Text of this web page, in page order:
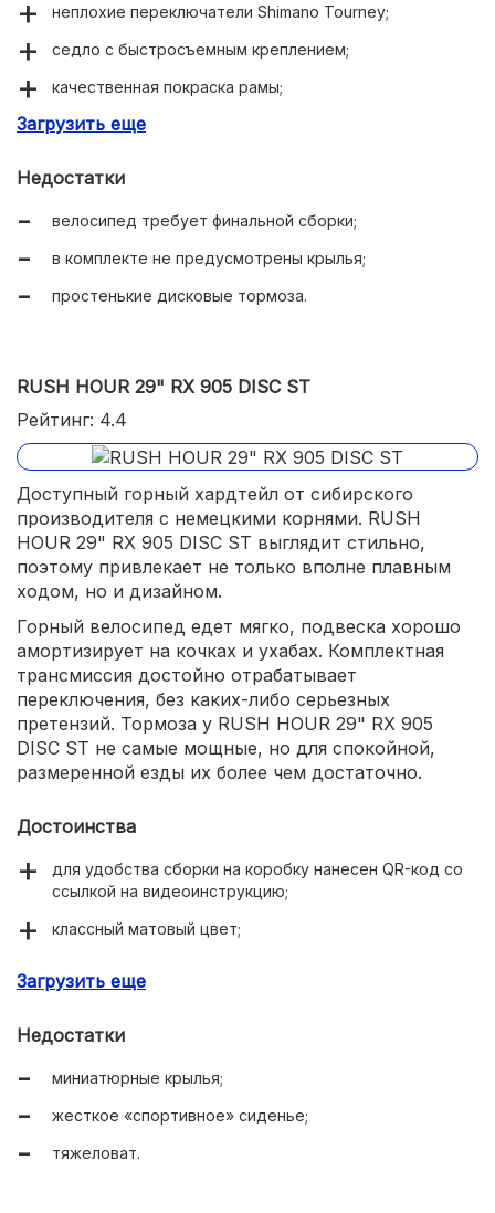
неплохие переключатели Shimano Tourney;
седло с быстросъемным креплением;
качественная покраска рамы;
подробная инструкция, упрощающая финальную
в комплекте есть подножка.
Загрузить еще
Недостатки
велосипед требует финальной сборки;
в комплекте не предусмотрены крылья;
простенькие дисковые тормоза.
RUSH HOUR 29" RX 905 DISC ST
Рейтинг: 4.4
Доступный горный хардтейл от сибирского
производителя с немецкими корнями. RUSH
HOUR 29" RX 905 DISC ST выглядит стильно,
поэтому привлекает не только вполне плавным
ходом, но и дизайном.
Горный велосипед едет мягко, подвеска хорошо
амортизирует на кочках и ухабах. Комплектная
трансмиссия достойно отрабатывает
переключения, без каких-либо серьезных
претензий. Тормоза у RUSH HOUR 29" RX 905
DISC ST не самые мощные, но для спокойной,
размеренной езды их более чем достаточно.
Достоинства
для удобства сборки на коробку нанесен QR-код со
ссылкой на видеоинструкцию;
классный матовый цвет;
отзывчивые дисковые тормоза без «восьмерки»;
мягкий, нешумный ход.
Загрузить еще
Недостатки
миниатюрные крылья;
жесткое «спортивное» сиденье;
тяжеловат.